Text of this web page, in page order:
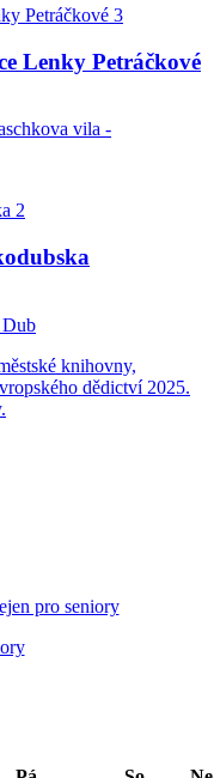
Lenky Petráčkové
vila -
Dub
knihovny,
dědictví 2025.
pro seniory